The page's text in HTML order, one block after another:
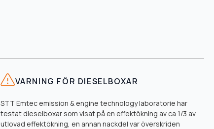
VARNING FÖR DIESELBOXAR
STT Emtec emission & engine technology laboratorie har
testat dieselboxar som visat på en effektökning av ca 1/3 av
utlovad effektökning, en annan nackdel var överskriden